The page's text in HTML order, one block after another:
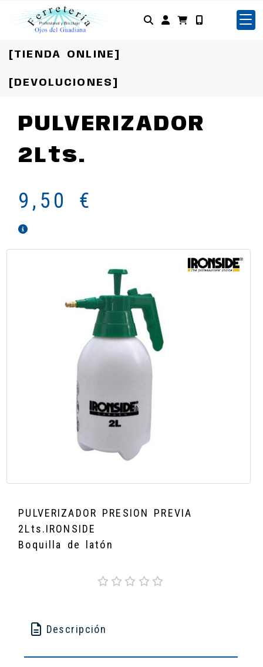
Identifícate
[TIENDA ONLINE]
[DEVOLUCIONES]
PULVERIZADOR
2Lts.
9,50 €
PULVERIZADOR PRESION PREVIA
2Lts.IRONSIDE
Boquilla de latón
Descripción